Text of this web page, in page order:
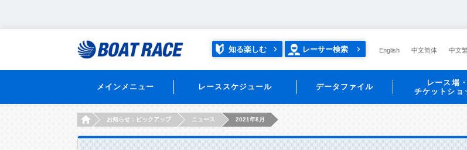
知る楽しむ レーサー検索 English 中文简体 中文
メインメニュー レーススケジュール データファイル
レース場・
チケットショ
HOMEお知らせ：ピックアップ ニュース 2021年8月